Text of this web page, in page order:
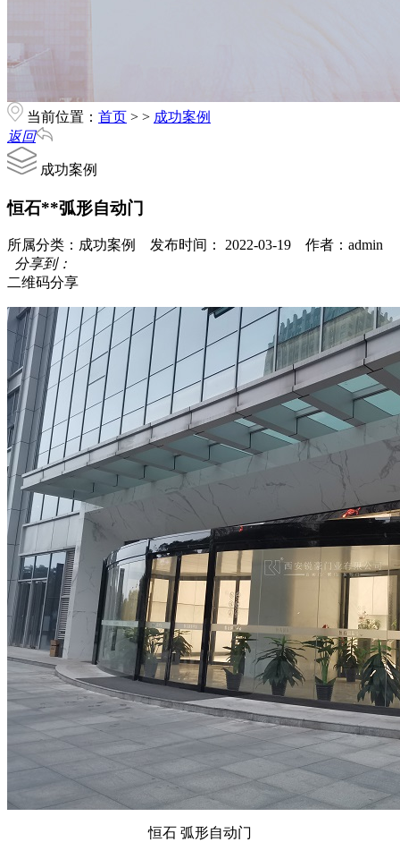
当前位置： 首页 > > 成功案例
返回
成功案例
恒石**弧形自动门
所属分类：成功案例 发布时间： 2022-03-19 作者：admin
分享到：
二维码分享
恒石 弧形自动门